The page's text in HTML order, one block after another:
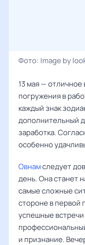
Фото: Image by
13 мая —
погружения в
каждый знак
дополнительный
заработка.
особенно
Овнамследует
день. Она станет
самые сложные
стороне в первой
успешные
и признание.